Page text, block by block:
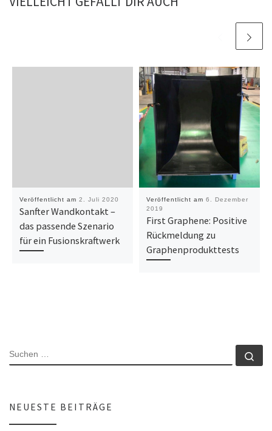
Veröffentlicht am 2. Juli 2020
Sanfter Wandkontakt –
das passende Szenario
für ein Fusionskraftwerk
Veröffentlicht am 6. Dezember
2019
First Graphene: Positive
Rückmeldung zu
Graphenprodukttests
SUCHE
NEUESTE BEITRÄGE